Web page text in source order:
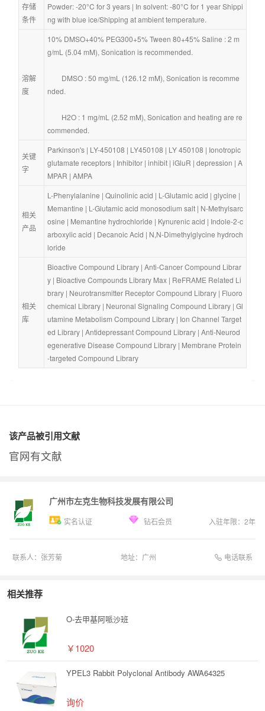
存储
条件
Powder: -20°C for 3 years | In solvent: -80°C for 1 year Shippi
ng with blue ice/Shipping at ambient temperature.
溶解
度
10% DMSO+40% PEG300+5% Tween 80+45% Saline : 2 m
g/mL (5.04 mM), Sonication is recommended.
nded.
commended.
关键
字
Parkinson's | LY-450108 | LY450108 | LY 450108 | Ionotropic
glutamate receptors | Inhibitor | inhibit | iGluR | depression | A
MPAR | AMPA
相关
产品
L-Phenylalanine | Quinolinic acid | L-Glutamic acid | glycine
Memantine | L-Glutamic acid monosodium salt | N-Methylsarc
osine | Memantine hydrochloride | Kynurenic acid | Indole-2-c
arboxylic acid | Decanoic Acid | N,N-Dimethylglycine hydroch
loride
相关
库
Bioactive Compound Library | Anti-Cancer Compound Librar
y | Bioactive Compounds Library Max | ReFRAME Related Li
brary | Neurotransmitter Receptor Compound Library | Fluoro
chemical Library | Neuronal Signaling Compound Library | Gl
utamine Metabolism Compound Library | Ion Channel Target
ed Library | Antidepressant Compound Library | Anti-Neurod
egenerative Disease Compound Library | Membrane Protein
-targeted Compound Library
该产品被引用文献
官网有文献
广州市左克生物科技发展有限公司
实名认证 钻石会员 入驻年限： 2年
联系人： 张芳菊 地址： 广州 电话联系
相关推荐
O-去甲基阿哌沙班
￥1020
YPEL3 Rabbit Polyclonal Antibody AWA64325
询价